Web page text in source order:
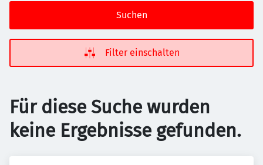
Suchen
Filter einschalten
Für diese Suche wurden
keine Ergebnisse gefunden.